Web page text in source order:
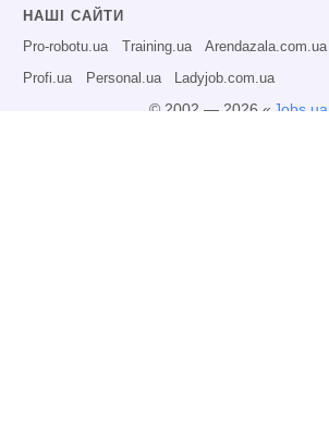
НАШІ САЙТИ
Pro-robotu.ua Training.ua Arendazala.com.ua
Profi.ua Personal.ua Ladyjob.com.ua
© 2002 — 2026 « Jobs.ua